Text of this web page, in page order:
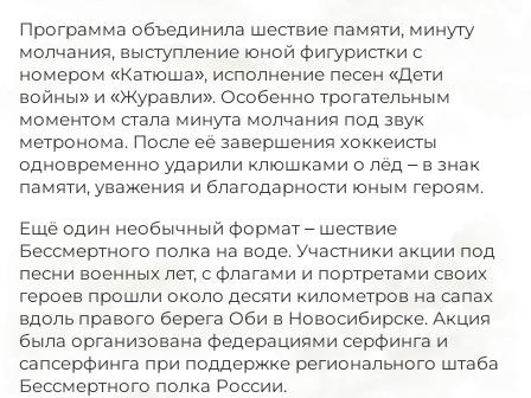
Программа объединила шествие памяти, минуту
молчания, выступление юной фигуристки с
номером «Катюша», исполнение песен «Дети
войны» и «Журавли». Особенно трогательным
моментом стала минута молчания под звук
метронома. После её завершения хоккеисты
одновременно ударили клюшками о лёд – в знак
памяти, уважения и благодарности юным героям.
Ещё один необычный формат – шествие
Бессмертного полка на воде. Участники акции под
песни военных лет, с флагами и портретами своих
героев прошли около десяти километров на сапах
вдоль правого берега Оби в Новосибирске. Акция
была организована федерациями серфинга и
сапсерфинга при поддержке регионального штаба
Бессмертного полка России.